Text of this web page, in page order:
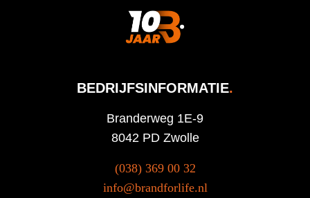
BEDRIJFSINFORMATIE.
Branderweg 1E-9
8042 PD Zwolle
(038) 369 00 32
info@brandforlife.nl